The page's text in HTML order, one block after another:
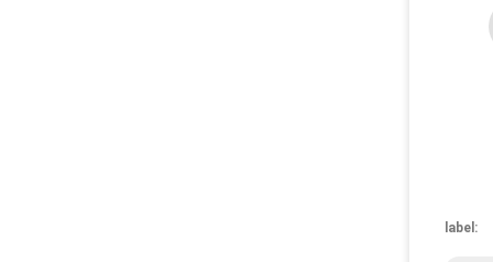
label: